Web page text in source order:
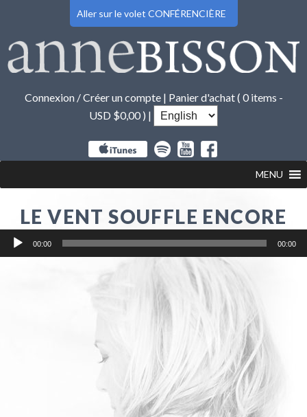
Aller sur le volet CONFÉRENCIÈRE
Connexion / Créer un compte| Panier d'achat ( 0 items -
USD $0,00 ) |
MENU
LE VENT SOUFFLE ENCORE
Lecteur
audio
00:00 00:00